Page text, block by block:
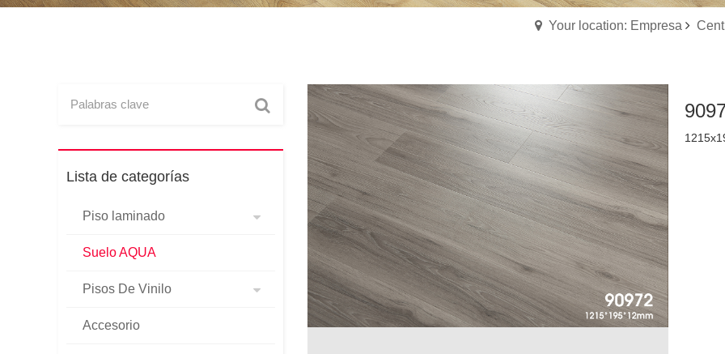
Your location: Empresa
Lista de categorías
Piso laminado
Suelo AQUA
Pisos De Vinilo
Accesorio